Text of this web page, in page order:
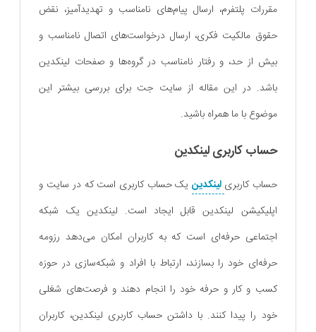
مقررات پلتفرم، ارسال پیام‌های نامناسب و تهدیدآمیز، نقض
حقوق مالکیت فکری، ارسال درخواست‌های اتصال نامناسب و
بیش از حد، و رفتار نامناسب در گروه‌ها و صفحات لینکدین
باشد. در این مقاله از سایت جت برای بررسی بیشتر این
موضوع با ما همراه باشید.
حساب کاربری لینکدین
حساب کاربری لینکدینیک حساب کاربری است که در سایت و
اپلیکیشن لینکدین قابل ایجاد است. لینکدین یک شبکه
اجتماعی حرفه‌ای است که به کاربران امکان می‌دهد رزومه
حرفه‌ای خود را بسازند، ارتباط با افراد و شبکه‌سازی در حوزه
کسب و کار و حرفه خود را انجام دهند و فرصت‌های شغلی
خود را پیدا کنند. با داشتن حساب کاربری لینکدین، کاربران